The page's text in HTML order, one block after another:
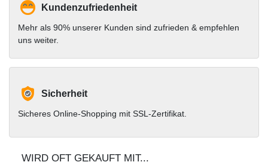
Kundenzufriedenheit
Mehr als 90% unserer Kunden sind zufrieden & empfehlen
uns weiter.
Sicherheit
Sicheres Online-Shopping mit SSL-Zertifikat.
WIRD OFT GEKAUFT MIT...